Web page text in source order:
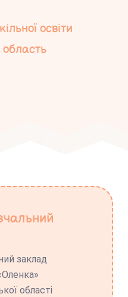
освіти
заклад
області